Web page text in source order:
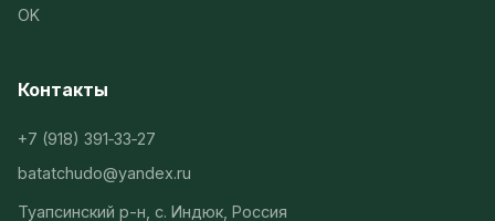
OK
Контакты
+7 (918) 391‑33‑27
batatchudo@yandex.ru
Туапсинский р-н, с. Индюк, Россия